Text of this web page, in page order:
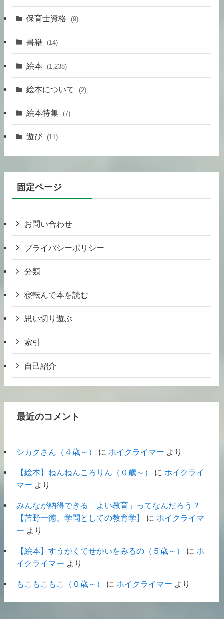
保育士資格 (9)
書籍 (14)
絵本 (1,238)
絵本について (2)
絵本特集 (7)
遊び (11)
固定ページ
お問い合わせ
プライバシーポリシー
分類
寝転んで本を読む
思い切り遊ぶ
索引
自己紹介
最近のコメント
シカクさん（４歳～） に ホイクライマー より
【絵本】ねんねんころりん（０歳～） に ホイクライ
マー より
みんなが納得できる「よい教育」ってなんだろう？
【苫野一徳、学問としての教育学】
に ホイクライマ
ー より
【絵本】すうがくでせかいをみるの（５歳～） に ホ
イクライマー より
もこもこもこ（０歳～） に ホイクライマー より